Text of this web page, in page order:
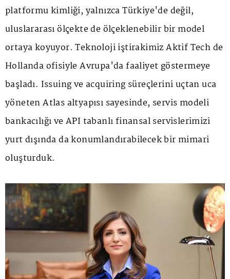
platformu kimliği, yalnızca Türkiye'de değil,
uluslararası ölçekte de ölçeklenebilir bir model
ortaya koyuyor. Teknoloji iştirakimiz Aktif Tech de
Hollanda ofisiyle Avrupa'da faaliyet göstermeye
başladı. Issuing ve acquiring süreçlerini uçtan uca
yöneten Atlas altyapısı sayesinde, servis modeli
bankacılığı ve API tabanlı finansal servislerimizi
yurt dışında da konumlandırabilecek bir mimari
oluşturduk.